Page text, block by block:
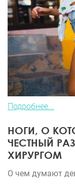
Подробнее...
НОГИ, О
ЧЕСТНЫЙ
ХИРУРГОМ
О чем думают